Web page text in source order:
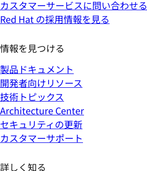
カスタマーサービスに問い合わせる
Red Hat の採用情報を見る
情報を見つける
製品ドキュメント
開発者向けリソース
技術トピックス
Architecture Center
セキュリティの更新
カスタマーサポート
詳しく知る